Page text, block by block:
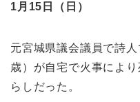
1月15日（日）
元宮城県議会議員で詩
歳）が自宅で火事によ
らしだった。